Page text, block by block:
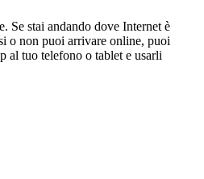
Se stai andando dove Internet è
o non puoi arrivare online, puoi
al tuo telefono o tablet e usarli